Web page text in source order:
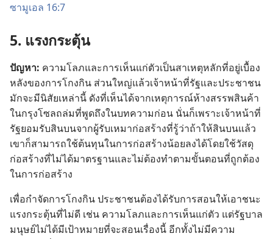
ซามูเอล 16:7
5. แรงกระตุ้น
ปัญหา: ความโลภและการเห็นแก่ตัวเป็นสาเหตุหลักที่อยู่เบื้อง
หลังของการโกงกิน ส่วนใหญ่แล้วเจ้าหน้าที่รัฐและประชาชน
มักจะมีนิสัยเหล่านี้ ดังที่เห็นได้จากเหตุการณ์ห้างสรรพสินค้า
ในกรุงโซลถล่มที่พูดถึงในบทความก่อน นั่นก็เพราะเจ้าหน้าที่
รัฐยอมรับสินบนจากผู้รับเหมาก่อสร้างที่รู้ว่าถ้าให้สินบนแล้ว
เขาก็สามารถใช้ต้นทุนในการก่อสร้างน้อยลงได้โดยใช้วัสดุ
ก่อสร้างที่ไม่ได้มาตรฐานและไม่ต้องทำตามขั้นตอนที่ถูกต้อง
ในการก่อสร้าง
เพื่อกำจัดการโกงกิน ประชาชนต้องได้รับการสอนให้เอาชนะ
แรงกระตุ้นที่ไม่ดี เช่น ความโลภและการเห็นแก่ตัว แต่รัฐบาล
มนุษย์ไม่ได้มีเป้าหมายที่จะสอนเรื่องนี้ อีกทั้งไม่มีความ